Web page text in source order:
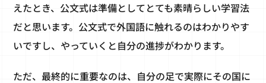
えたとき、公文式は準備としてとても素晴らしい学習法
だと思います。公文式で外国語に触れるのはわかりやす
いですし、やっていくと自分の進捗がわかります。
ただ、最終的に重要なのは、自分の足で実際にその国に